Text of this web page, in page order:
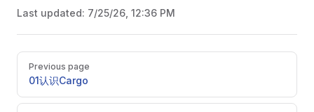
Last updated: 7/25/26, 12:36 PM
Pager
Previous page
01认识Cargo